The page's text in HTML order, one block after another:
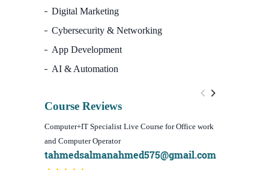
Digital Marketing
Cybersecurity & Networking
App Development
AI & Automation
Course Reviews
Computer+IT Specialist Live Course for Office work
and Computer Operator
tahmedsalmanahmed575@gmail.com